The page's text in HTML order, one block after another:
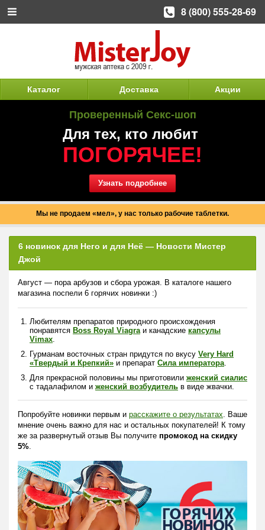
Каталог Доставка Акции
Проверенный Секс-шоп
Для тех, кто любит
ПОГОРЯЧЕЕ!
Узнать подробнее
Мы не продаем «мел», у нас только рабочие таблетки.
6 новинок для Него и для Неё — Новости Мистер
Джой
Август — пора арбузов и сбора урожая. В каталоге нашего
магазина поспели 6 горячих новинки :)
Любителям препаратов природного происхождения
понравятся Boss Royal Viagraи канадские капсулы
Vimax.
Гурманам восточных стран придутся по вкусу Very Hard
«Твердый и Крепкий» и препарат Сила императора.
Для прекрасной половины мы приготовили женский сиалис
с тадалафилом и женский возбудитель в виде жвачки.
Попробуйте новинки первым и расскажите о результатах. Ваше
мнение очень важно для нас и остальных покупателей! К тому
же за развернутый отзыв Вы получите промокод на скидку
5%.
8 (800) 555-28-69